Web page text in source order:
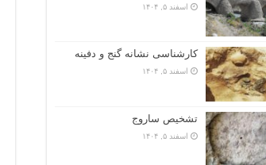
اسفند ۵, ۱۴۰۴
کارشناسی نشانه گنج و دفینه
اسفند ۵, ۱۴۰۴
تشخیص ساروج
اسفند ۵, ۱۴۰۴